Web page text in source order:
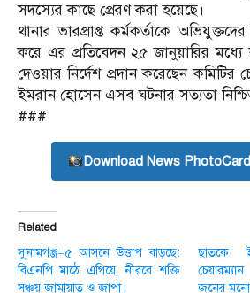
সদস্যের কাছে প্রেরণ করা হয়েছে।
থানার ভারপ্রাপ্ত কর্মকর্তাকে
করে এর প্রতিবেদন ২৫ জানুয়ারির মধ্যে
দেওয়ার নির্দেশ প্রদান করেছেন কমিটির
ইমরান হোসেন এসব ঘটনার সত‌্যতা
###
Download News
Related
সুনামগঞ্জ–৫ আসনে উত্তাপ বাড়ছে:
বিএনপি মা‌ঠে এগিয়ে, নীরবে শক্তি
সঞ্চয় জামায়াত ও জাপা।
ছাতকে
জনের